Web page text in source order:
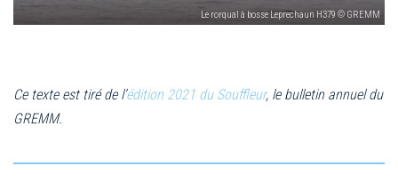
Le rorqual à bosse Leprechaun H379 © GREMM
Ce texte est tiré de l’édition 2021 du Souffleur, le bulletin annuel du
GREMM.